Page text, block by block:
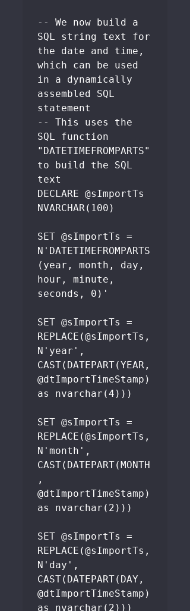
-- We now build a
SQL string text for
the date and time,
which can be used
in a dynamically
assembled SQL
statement
-- This uses the
SQL function
"DATETIMEFROMPARTS"
to build the SQL
text
DECLARE @sImportTs
NVARCHAR(100)
SET @sImportTs =
N'DATETIMEFROMPARTS
(year, month, day,
hour, minute,
seconds, 0)'
SET @sImportTs =
REPLACE(@sImportTs,
N'year',
CAST(DATEPART(YEAR,
@dtImportTimeStamp)
as nvarchar(4)))
SET @sImportTs =
REPLACE(@sImportTs,
N'month',
CAST(DATEPART(MONTH
,
@dtImportTimeStamp)
as nvarchar(2)))
SET @sImportTs =
REPLACE(@sImportTs,
N'day',
CAST(DATEPART(DAY,
@dtImportTimeStamp)
as nvarchar(2)))